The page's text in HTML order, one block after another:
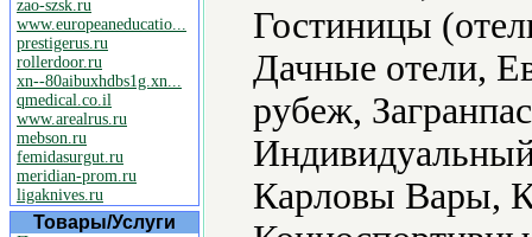
zao-szsk.ru
www.europeaneducatio...
prestigerus.ru
rollerdoor.ru
xn--80aibuxhdbs1g.xn...
qmedical.co.il
www.arealrus.ru
mebson.ru
femidasurgut.ru
meridian-prom.ru
ligaknives.ru
Товары/Услуги
Гостиницы
Дачные отели,
рубеж,
Карловы Вары,